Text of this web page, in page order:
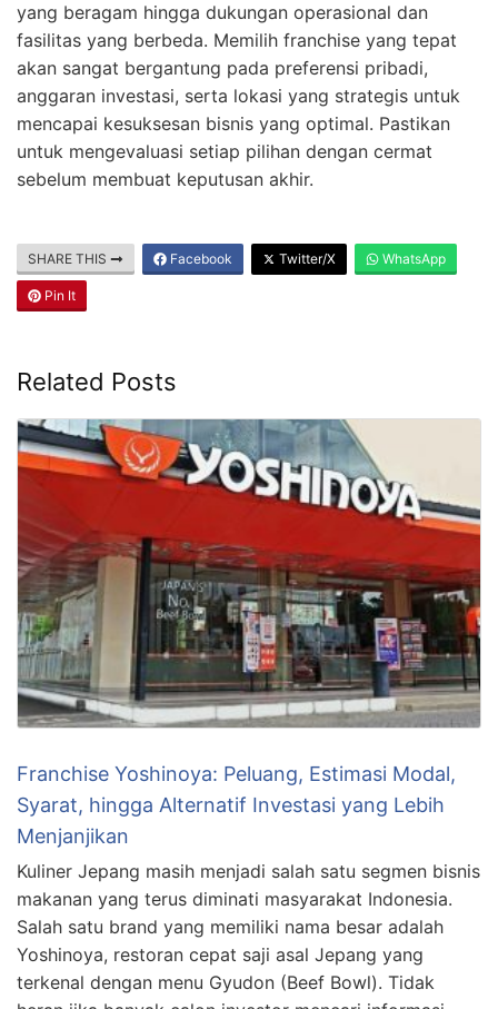
yang beragam hingga dukungan operasional dan
fasilitas yang berbeda. Memilih franchise yang tepat
akan sangat bergantung pada preferensi pribadi,
anggaran investasi, serta lokasi yang strategis untuk
mencapai kesuksesan bisnis yang optimal. Pastikan
untuk mengevaluasi setiap pilihan dengan cermat
sebelum membuat keputusan akhir.
SHARE THIS Facebook Twitter/X WhatsApp
Pin It
Related Posts
Franchise Yoshinoya: Peluang, Estimasi Modal,
Syarat, hingga Alternatif Investasi yang Lebih
Menjanjikan
Kuliner Jepang masih menjadi salah satu segmen bisnis
makanan yang terus diminati masyarakat Indonesia.
Salah satu brand yang memiliki nama besar adalah
Yoshinoya, restoran cepat saji asal Jepang yang
terkenal dengan menu Gyudon (Beef Bowl). Tidak